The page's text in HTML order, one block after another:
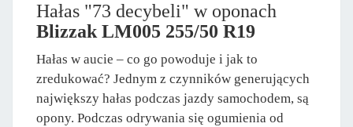
Hałas "73 decybeli" w oponach
Blizzak LM005 255/50 R19
Hałas w aucie – co go powoduje i jak to
zredukować? Jednym z czynników generujących
największy hałas podczas jazdy samochodem, są
opony. Podczas odrywania się ogumienia od